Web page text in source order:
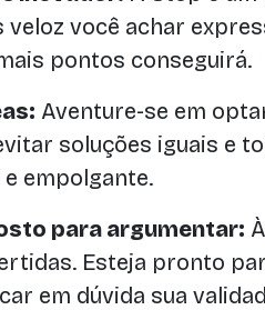
veloz você achar
pontos conseguirá.
Aventure-se em
soluções iguais e
empolgante.
para argumentar:
Esteja pronto
em dúvida sua